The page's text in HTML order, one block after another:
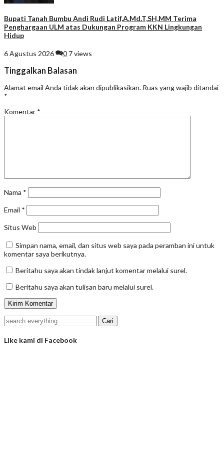
Bupati Tanah Bumbu Andi Rudi Latif,A.Md.T,SH,MM Terima
Penghargaan ULM atas Dukungan Program KKN Lingkungan
Hidup
6 Agustus 2026 0 7 views
Tinggalkan Balasan
Alamat email Anda tidak akan dipublikasikan. Ruas yang wajib ditandai
*
Komentar *
Nama *
Email *
Situs Web
Simpan nama, email, dan situs web saya pada peramban ini untuk
komentar saya berikutnya.
Beritahu saya akan tindak lanjut komentar melalui surel.
Beritahu saya akan tulisan baru melalui surel.
Like kami di Facebook